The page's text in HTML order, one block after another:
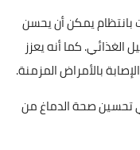
بانتظام يمكن أن يحسن
الغذائي. كما أنه يعزز
بالأمراض المزمنة.
تحسين صحة الدماغ من